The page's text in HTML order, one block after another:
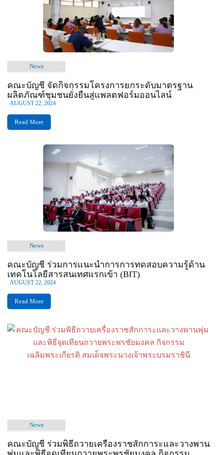
News
คณะบัญชี จัดกิจกรรมโครงการยกระดับมาตรฐาน
ผลิตภัณฑ์ชุมชนยั่งยืนสู่แพลตฟอร์มออนไลน์
AUGUST 22, 2024
Read More
News
คณะบัญชี ร่วมการแนะนำการการทดสอบความรู้ด้าน
เทคโนโลยีสารสนเทศแรกเข้า (BIT)
AUGUST 22, 2024
Read More
News
คณะบัญชี ร่วมพิธีถวายเครื่องราชสักการะและวางพาน